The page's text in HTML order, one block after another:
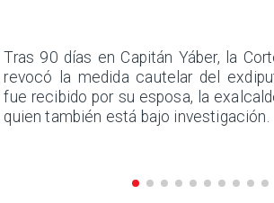
Tras 90 días en Capitán Yáber, la
revocó la medida cautelar del
fue recibido por su esposa, la
quien también está bajo investigación.